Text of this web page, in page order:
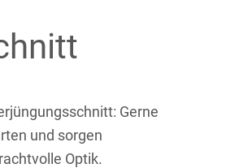
Gerne
und sorgen
Optik.